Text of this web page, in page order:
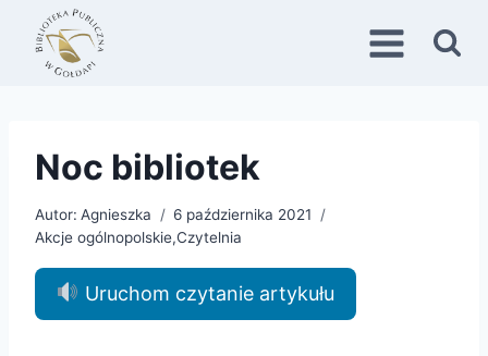
Przejdź
treści
Noc bibliotek
Autor: Agnieszka
6 października 2021
Akcje ogólnopolskie,Czytelnia
Uruchom czytanie artykułu